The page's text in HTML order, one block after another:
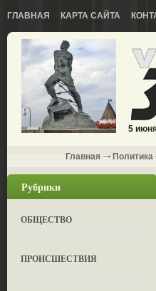
ГЛАВНАЯ КАРТА САЙТА
5
Главная Политика
Рубрики
ОБЩЕСТВО
ПРОИСШЕСТВИЯ